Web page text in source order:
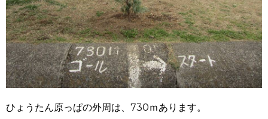
ひょうたん原っぱの外周は、730ｍあります。